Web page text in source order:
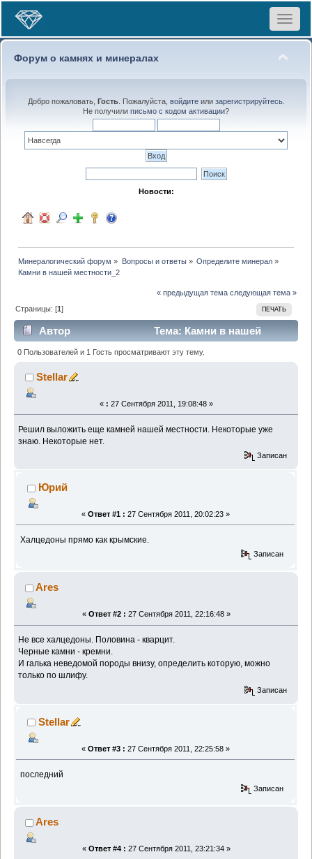
Toggle
Форум о камнях и минералах
Добро пожаловать, Гость. Пожалуйста, войдитеили зарегистрируйтесь.
Не получили письмо с кодом активации?
Новости:
Минералогический форум » Вопросы и ответы» Определите минерал»
Камни в нашей местности_2
« предыдущая тема следующая тема »
ПЕЧАТЬ
Страницы: [1]
Автор
Тема: Камни в нашей
местности_2 (Прочитано 2085 раз)
0 Пользователей и 1 Гость просматривают эту тему.
Stellar
« : 27 Сентября 2011, 19:08:48 »
Решил выложить еще камней нашей местности. Некоторые уже
знаю. Некоторые нет.
Записан
Юрий
« Ответ #1 : 27 Сентября 2011, 20:02:23 »
Халцедоны прямо как крымские.
Записан
Ares
« Ответ #2 : 27 Сентября 2011, 22:16:48 »
Не все халцедоны. Половина - кварцит.
Черные камни - кремни.
И галька неведомой породы внизу, определить которую, можно
только по шлифу.
Записан
Stellar
« Ответ #3 : 27 Сентября 2011, 22:25:58 »
последний
Записан
Ares
« Ответ #4 : 27 Сентября 2011, 23:21:34 »